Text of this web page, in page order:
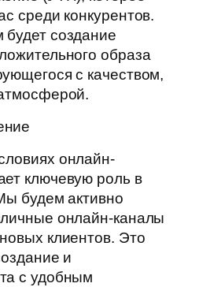
среди конкурентов.
создание
образа
с качеством,
онлайн-
ключевую роль в
будем активно
онлайн-каналы
клиентов. Это
и
с удобным